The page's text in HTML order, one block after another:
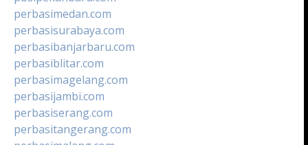
perbasimedan.com
perbasisurabaya.com
perbasibanjarbaru.com
perbasiblitar.com
perbasimagelang.com
perbasijambi.com
perbasiserang.com
perbasitangerang.com